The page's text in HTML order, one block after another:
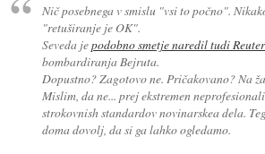
Nič posebnega v smislu "vsi to počno".
"retuširanje je OK".
Seveda jepodobno smetje naredil tudi
bombardiranja Bejruta.
Dopustno? Zagotovo ne. Pričakovano? Na
Mislim, da ne... prej ekstremen
strokovnish standardov novinarskea dela.
doma dovolj, da si ga lahko ogledamo.